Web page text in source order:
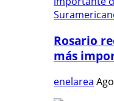
Rosario
más
enelarea